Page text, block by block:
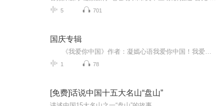
5 701
国庆专辑
1 78
[免费]话说中国十五大名山“盘山”